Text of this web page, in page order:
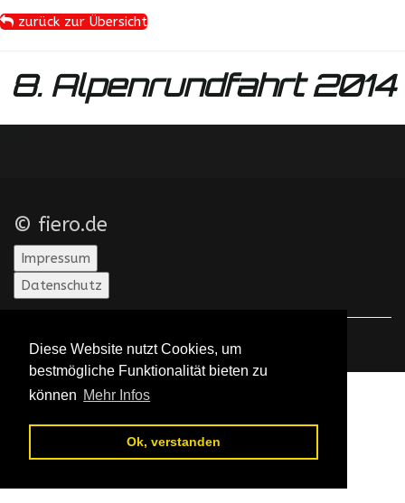
Diese Website nutzt Cookies, um
bestmögliche Funktionalität bieten zu
können Mehr Infos
Ok, verstanden
zurück zur Übersicht
8. Alpenrundfahrt 2014
© fiero.de
Impressum
Datenschutz